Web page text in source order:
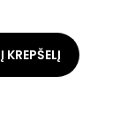
Į KREPŠELĮ